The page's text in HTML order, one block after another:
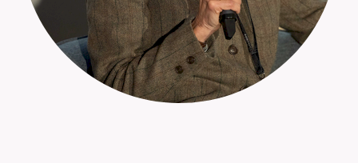
Wir verwenden Google Analytics, um die
Nutzung unserer Website zu analysieren und
zu verbessern. Dabei werden anonymisierte
Daten über Ihr Nutzungsverhalten (z.B.
besuchte Seiten, Verweildauer) erfasst und